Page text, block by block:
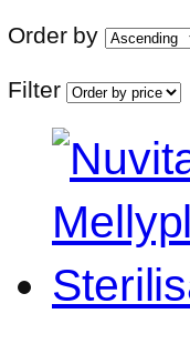
Order by
Filter